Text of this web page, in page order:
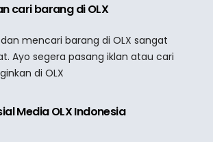
cari barang di OLX
mencari barang di OLX sangat
Ayo segera pasang iklan atau cari
di OLX
Media OLX Indonesia